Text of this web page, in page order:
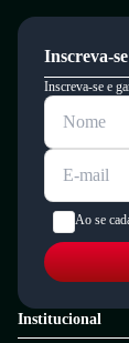
Inscreva-
Inscreva-se e
Ao se
Institucional